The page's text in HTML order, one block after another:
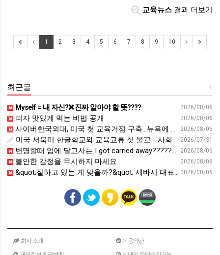
교육뉴스 결과 더보기
1 2 3 4 5 6 7 8 9 10
+
최근글
2026/08/06
Myself = 내 자신?❌ 진짜 알아야 할 뜻????
2026/08/06
피자 맛있게 먹는 비법 공개
2026/08/06
사이버한국외대, 미국 첫 교육거점 구축…뉴욕에 미주글로벌센터 개소 - 재외동포신문
2026/07/31
미국 서북미 한글학교와 교육교류 첫 물꼬 - 사회적경제뉴스
2026/08/06
변명할때 입에 달고사는 I got carried away????????
2026/08/06
불안한 감정을 무시하지 마세요
2026/08/06
&quot;잘하고 있는 게 맞을까?&quot; 세바시 대표가 비교 지옥에서 탈출한 방법 [#세바시45 에디토리얼 ep.2]
회사 소개
이용약관